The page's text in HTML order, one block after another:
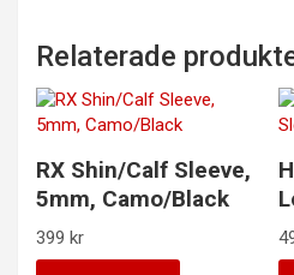
Relaterade
RX Shin/Calf Sleeve,
5mm, Camo/Black
399 kr